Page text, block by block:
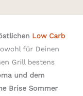
Low Carb
für Deinen
Grill bestens
und dem
Brise Sommer